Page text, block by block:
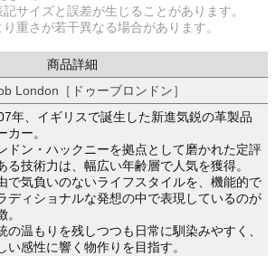
サイズと誤差が生じることがあります。
重さが若干異なる場合があります。
商品詳細
London［ドゥーブロンドン］
年、イギリスで誕生した新進気鋭の革製品
カー。
ドン・ハックニーを拠点として磨かれた定評
る技術力は、幅広い年齢層で人気を獲得。
で気負いのないライフスタイルを、機能的で
ディショナルな発想の中で表現しているのが
。
の温もりを残しつつも日常に馴染みやすく、
い感性に響く物作りを目指す。